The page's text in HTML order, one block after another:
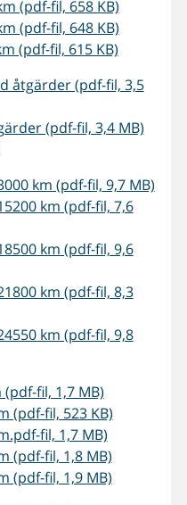
(pdf-fil, 658 KB)
(pdf-fil, 648 KB)
(pdf-fil, 615 KB)
åtgärder (pdf-fil, 3,5
(pdf-fil, 3,4 MB)
km (pdf-fil, 9,7 MB)
km (pdf-fil, 7,6
km (pdf-fil, 9,6
km (pdf-fil, 8,3
km (pdf-fil, 9,8
fil, 1,7 MB)
(pdf-fil, 523 KB)
fil, 1,7 MB)
(pdf-fil, 1,8 MB)
(pdf-fil, 1,9 MB)